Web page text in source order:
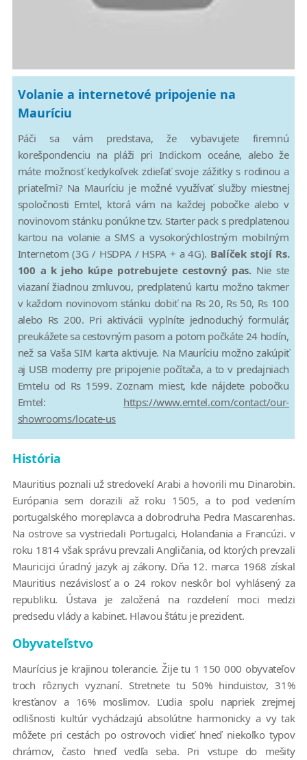
Volanie a internetové pripojenie na
Mauríciu
Páči sa vám predstava, že vybavujete firemnú
korešpondenciu na pláži pri Indickom oceáne, alebo že
máte možnosť kedykoľvek zdieľať svoje zážitky s rodinou a
priateľmi? Na Mauríciu je možné využívať služby miestnej
spoločnosti Emtel, ktorá vám na každej pobočke alebo v
novinovom stánku ponúkne tzv. Starter pack s predplatenou
kartou na volanie a SMS a vysokorýchlostným mobilným
Internetom (3G / HSDPA / HSPA + a 4G). Balíček stojí Rs.
100 a k jeho kúpe potrebujete cestovný pas.Nie ste
viazaní žiadnou zmluvou, predplatenú kartu možno takmer
v každom novinovom stánku dobiť na Rs 20, Rs 50, Rs 100
alebo Rs 200. Pri aktivácii vyplníte jednoduchý formulár,
preukážete sa cestovným pasom a potom počkáte 24 hodín,
než sa Vaša SIM karta aktivuje. Na Mauríciu možno zakúpiť
aj USB modemy pre pripojenie počítača, a to v predajniach
Emtelu od Rs 1599. Zoznam miest, kde nájdete pobočku
Emtel: https://www.emtel.com/contact/our-
showrooms/locate-us
História
Mauritius poznali už stredovekí Arabi a hovorili mu Dinarobin.
Európania sem dorazili až roku 1505, a to pod vedením
portugalského moreplavca a dobrodruha Pedra Mascarenhas.
Na ostrove sa vystriedali Portugalci, Holanďania a Francúzi. v
roku 1814 však správu prevzali Angličania, od ktorých prevzali
Mauricijci úradný jazyk aj zákony. Dňa 12. marca 1968 získal
Mauritius nezávislosť a o 24 rokov neskôr bol vyhlásený za
republiku. Ústava je založená na rozdelení moci medzi
predsedu vlády a kabinet. Hlavou štátu je prezident.
Obyvateľstvo
Maurícius je krajinou tolerancie. Žije tu 1 150 000 obyvateľov
troch rôznych vyznaní. Stretnete tu 50% hinduistov, 31%
kresťanov a 16% moslimov. Ľudia spolu napriek zrejmej
odlišnosti kultúr vychádzajú absolútne harmonicky a vy tak
môžete pri cestách po ostrovoch vidieť hneď niekoľko typov
chrámov, často hneď vedľa seba. Pri vstupe do mešity